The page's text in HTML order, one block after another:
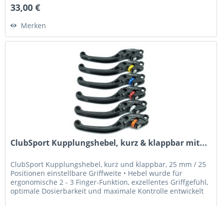
33,00 €
Merken
ClubSport Kupplungshebel, kurz & klappbar mit...
ClubSport Kupplungshebel, kurz und klappbar, 25 mm / 25
Positionen einstellbare Griffweite • Hebel wurde für
ergonomische 2 - 3 Finger-Funktion, exzellentes Griffgefühl,
optimale Dosierbarkeit und maximale Kontrolle entwickelt